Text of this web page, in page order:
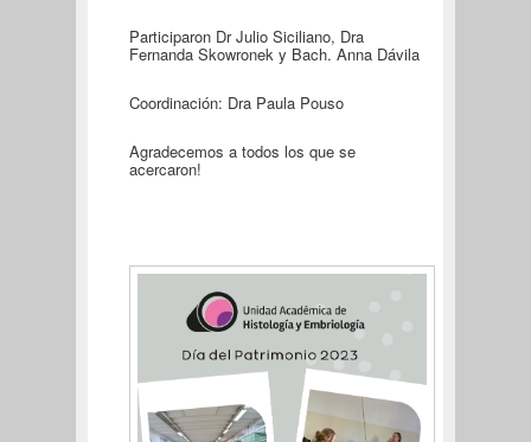
Participaron Dr Julio Siciliano, Dra
Fernanda Skowronek y Bach. Anna Dávila
Coordinación: Dra Paula Pouso
Agradecemos a todos los que se
acercaron!